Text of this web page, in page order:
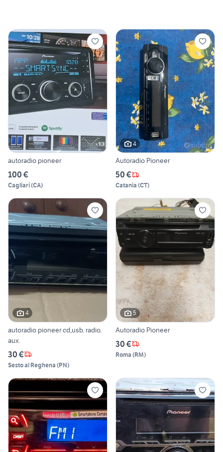
autoradio pioneer
100 €
Cagliari(CA)
4
Autoradio Pioneer
50 €
Catania (CT)
4
autoradio pioneer cd,usb. radio.
aux.
30 €
Sesto al Reghena (PN)
5
Autoradio Pioneer
30 €
Roma (RM)